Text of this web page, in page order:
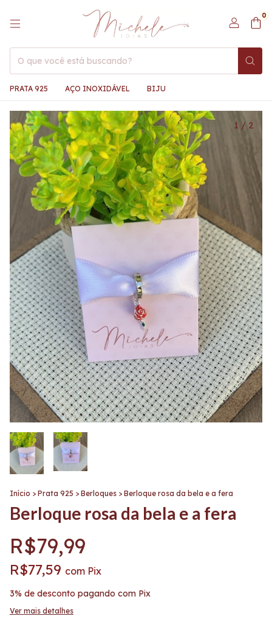
0
PRATA 925 AÇO INOXIDÁVEL BIJU
1 / 2
Início > Prata 925 > Berloques > Berloque rosa da bela e a fera
Berloque rosa da bela e a fera
R$79,99
R$77,59 com Pix
3% de desconto pagando com Pix
Ver mais detalhes